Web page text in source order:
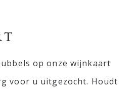
op onze wijnkaart
voor u uitgezocht. Houdt